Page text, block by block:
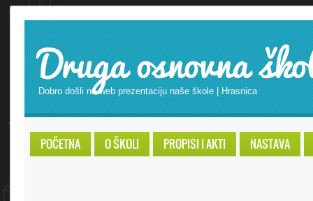
Druga osnovna
Dobro došli na web prezentaciju naše škole | Hrasnica
POČETNA O ŠKOLI PROPISI I AKTI NASTAVA